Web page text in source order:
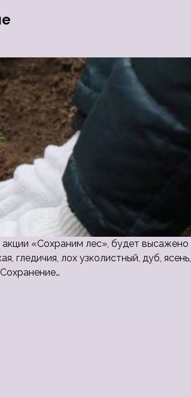
«Сохраним лес», будет высажено
гледичия, лох узколистный, дуб, ясень,